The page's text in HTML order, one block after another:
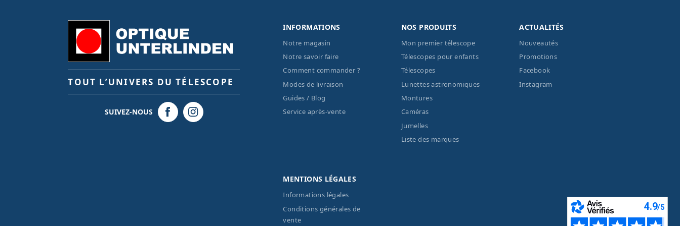
TOUT L’UNIVERS DU TÉLESCOPE
SUIVEZ-NOUS
INFORMATIONS
Notre magasin
Notre savoir faire
Comment commander ?
Modes de livraison
Guides / Blog
Service après-vente
NOS PRODUITS
Mon premier télescope
Télescopes pour enfants
Télescopes
Lunettes astronomiques
Montures
Caméras
Jumelles
Liste des marques
ACTUALITÉS
Nouveautés
Promotions
Facebook
Instagram
MENTIONS LÉGALES
Informations légales
Conditions générales de
vente